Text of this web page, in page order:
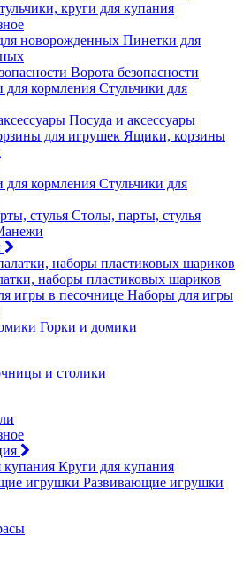
круги для купания
Пинетки для
Ворота безопасности
Стульчики для
Посуда и аксессуары
Ящики, корзины
Стульчики для
Столы, парты, стулья
наборы пластиковых шариков
Наборы для игры
Горки и домики
и столики
Круги для купания
Развивающие игрушки